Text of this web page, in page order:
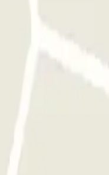
vous d'être devant la
au parking jusqu'à
rue Raymond
à vous.